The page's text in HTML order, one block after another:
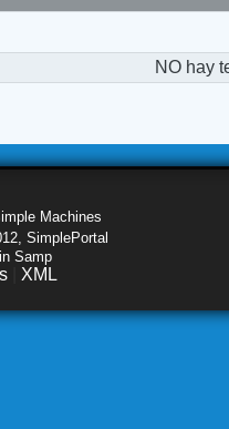
NO hay
Machines
SimplePortal
Samp
XML